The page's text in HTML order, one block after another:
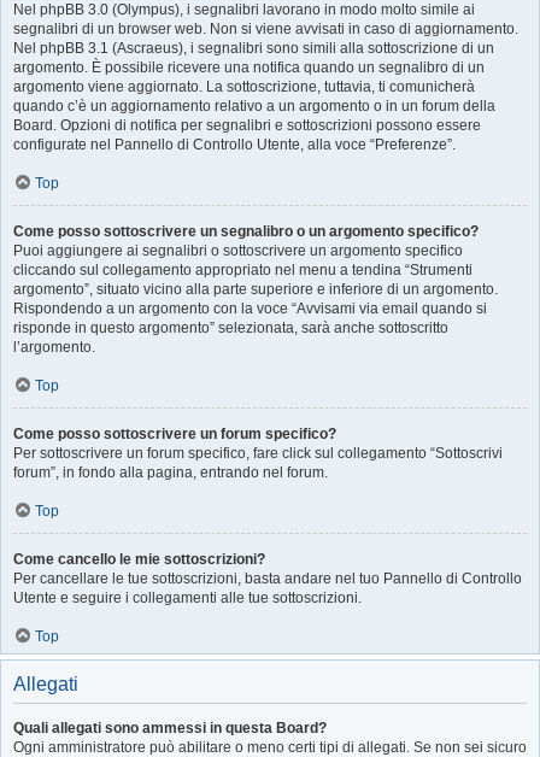
Nel phpBB 3.0 (Olympus), i segnalibri lavorano in modo molto simile ai
segnalibri di un browser web. Non si viene avvisati in caso di aggiornamento.
Nel phpBB 3.1 (Ascraeus), i segnalibri sono simili alla sottoscrizione di un
argomento. È possibile ricevere una notifica quando un segnalibro di un
argomento viene aggiornato. La sottoscrizione, tuttavia, ti comunicherà
quando c’è un aggiornamento relativo a un argomento o in un forum della
Board. Opzioni di notifica per segnalibri e sottoscrizioni possono essere
configurate nel Pannello di Controllo Utente, alla voce “Preferenze”.
Top
Come posso sottoscrivere un segnalibro o un argomento specifico?
Puoi aggiungere ai segnalibri o sottoscrivere un argomento specifico
cliccando sul collegamento appropriato nel menu a tendina “Strumenti
argomento”, situato vicino alla parte superiore e inferiore di un argomento.
Rispondendo a un argomento con la voce “Avvisami via email quando si
risponde in questo argomento” selezionata, sarà anche sottoscritto
l’argomento.
Top
Come posso sottoscrivere un forum specifico?
Per sottoscrivere un forum specifico, fare click sul collegamento “Sottoscrivi
forum”, in fondo alla pagina, entrando nel forum.
Top
Come cancello le mie sottoscrizioni?
Per cancellare le tue sottoscrizioni, basta andare nel tuo Pannello di Controllo
Utente e seguire i collegamenti alle tue sottoscrizioni.
Top
Allegati
Quali allegati sono ammessi in questa Board?
Ogni amministratore può abilitare o meno certi tipi di allegati. Se non sei sicuro